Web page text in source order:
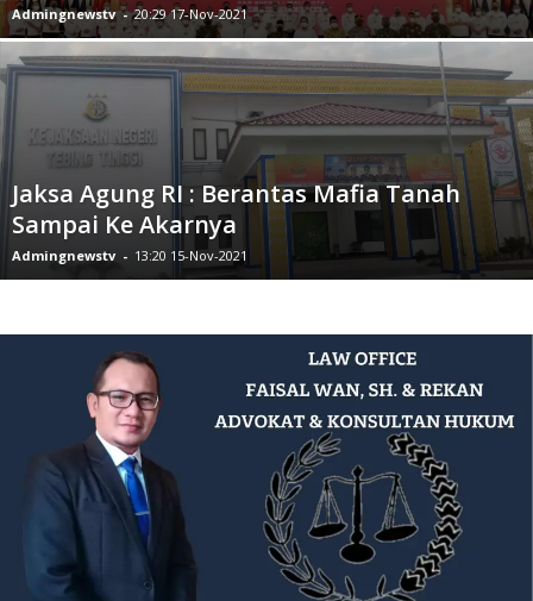
Admingnewstv - 20:29 17-Nov-2021
Jaksa Agung RI : Berantas Mafia Tanah
Sampai Ke Akarnya
Admingnewstv - 13:20 15-Nov-2021